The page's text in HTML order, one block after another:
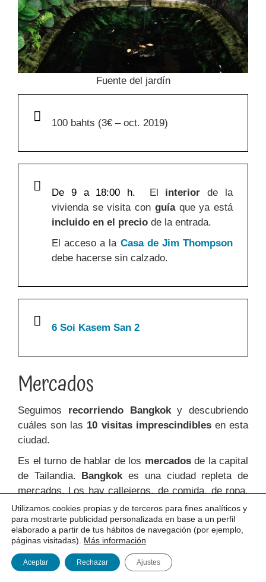
Fuente del jardín
100 bahts (3€ – oct. 2019)
De 9 a 18:00 h. El interior de la
vivienda se visita con guíaque ya está
incluido en el precio de la entrada.
El acceso a la Casa de Jim Thompson
debe hacerse sin calzado.
6 Soi Kasem San 2
Mercados
Seguimos recorriendo Bangkoky descubriendo
cuáles son las 10 visitas imprescindiblesen esta
ciudad.
Es el turno de hablar de los mercadosde la capital
de Tailandia. Bangkok es una ciudad repleta de
mercados. Los hay callejeros, de comida, de ropa,
de amuletos y de todo lo que puedas llegar a
imaginar.
Utilizamos cookies propias y de terceros para fines analíticos y
para mostrarte publicidad personalizada en base a un perfil
elaborado a partir de tus hábitos de navegación (por ejemplo,
páginas visitadas). Más información
Aceptar Rechazar Ajustes